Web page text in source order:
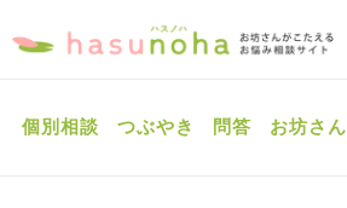
個別相談 つぶやき 問答 お坊さん